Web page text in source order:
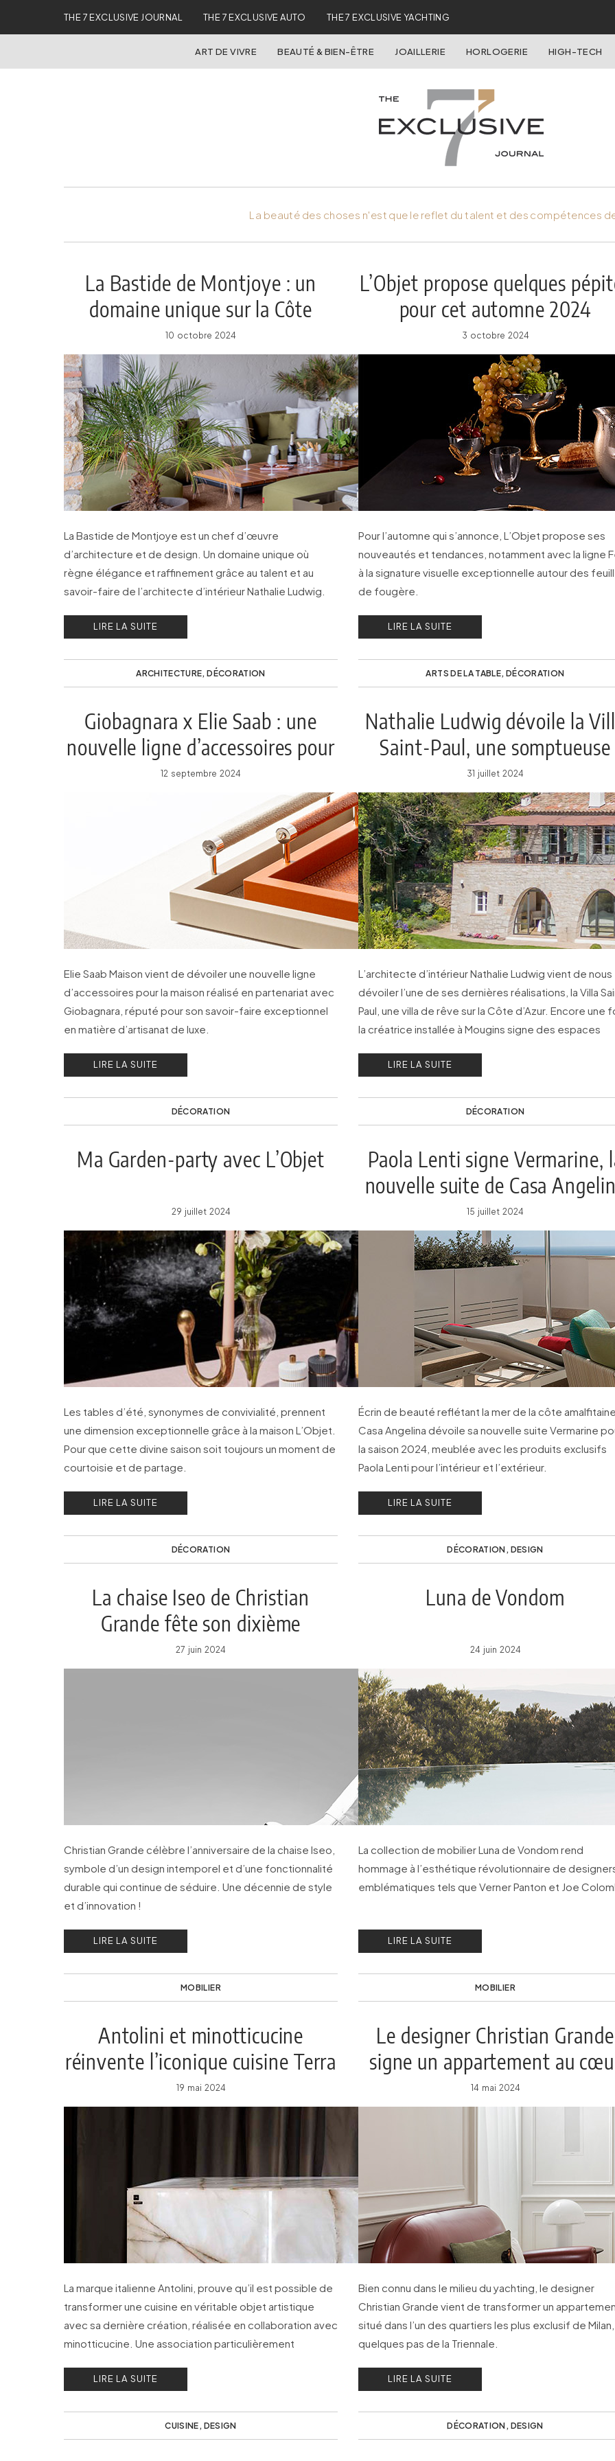
THE 7 EXCLUSIVE JOURNAL THE 7 EXCLUSIVE AUTO THE 7 EXCLUSIVE YACHTING
ART DE VIVRE BEAUTÉ & BIEN-ÊTRE JOAILLERIE HORLOGERIE HIGH-TECH
La beauté des choses n'est que le reflet du talent et des compétences
La Bastide de Montjoye : un
domaine unique sur la Côte
d’Azur
10 octobre 2024
La Bastide de Montjoye est un chef d’œuvre
d’architecture et de design. Un domaine unique où
règne élégance et raffinement grâce au talent et au
savoir-faire de l’architecte d’intérieur Nathalie Ludwig.
LIRE LA SUITE
ARCHITECTURE,DÉCORATION
L’Objet propose quelques
pour cet automne 2024
3 octobre 2024
Pour l’automne qui s’annonce, L’Objet propose ses
nouveautés et tendances, notamment avec la ligne
à la signature visuelle exceptionnelle autour des
de fougère.
LIRE LA SUITE
ARTS DE LA TABLE, DÉCORATION
Giobagnara x Elie Saab : une
nouvelle ligne d’accessoires pour
la maison
12 septembre 2024
Elie Saab Maison vient de dévoiler une nouvelle ligne
d’accessoires pour la maison réalisé en partenariat avec
Giobagnara, réputé pour son savoir-faire exceptionnel
en matière d’artisanat de luxe.
LIRE LA SUITE
DÉCORATION
Nathalie Ludwig dévoile la
Saint-Paul, une somptueuse
demeure sur la Côte d’Azur
31 juillet 2024
L’architecte d’intérieur Nathalie Ludwig vient de nous
dévoiler l’une de ses dernières réalisations, la Villa
Paul, une villa de rêve sur la Côte d’Azur. Encore une
la créatrice installée à Mougins signe des espaces
LIRE LA SUITE
DÉCORATION
Ma Garden-party avec L’Objet
29 juillet 2024
Les tables d’été, synonymes de convivialité, prennent
une dimension exceptionnelle grâce à la maison L’Objet.
Pour que cette divine saison soit toujours un moment de
courtoisie et de partage.
LIRE LA SUITE
DÉCORATION
Paola Lenti signe Vermarine,
nouvelle suite de Casa
15 juillet 2024
Écrin de beauté reflétant la mer de la côte
Casa Angelina dévoile sa nouvelle suite Vermarine
la saison 2024, meublée avec les produits exclusifs
Paola Lenti pour l’intérieur et l’extérieur.
LIRE LA SUITE
DÉCORATION, DESIGN
La chaise Iseo de Christian
Grande fête son dixième
anniversaire
27 juin 2024
Christian Grande célèbre l’anniversaire de la chaise Iseo,
symbole d’un design intemporel et d’une fonctionnalité
durable qui continue de séduire. Une décennie de style
et d’innovation !
LIRE LA SUITE
MOBILIER
Luna de Vondom
24 juin 2024
La collection de mobilier Luna de Vondom rend
hommage à l’esthétique révolutionnaire de
emblématiques tels que Verner Panton et Joe
LIRE LA SUITE
MOBILIER
Antolini et minotticucine
réinvente l’iconique cuisine Terra
19 mai 2024
La marque italienne Antolini, prouve qu’il est possible de
transformer une cuisine en véritable objet artistique
avec sa dernière création, réalisée en collaboration avec
minotticucine. Une association particulièrement
LIRE LA SUITE
CUISINE, DESIGN
Le designer Christian Grande
signe un appartement au
de Milan
14 mai 2024
Bien connu dans le milieu du yachting, le designer
Christian Grande vient de transformer un
situé dans l’un des quartiers les plus exclusif de
quelques pas de la Triennale.
LIRE LA SUITE
DÉCORATION, DESIGN